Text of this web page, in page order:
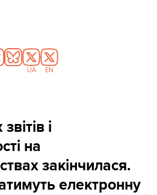
UA EN
і
на
закінчилася.
електронну